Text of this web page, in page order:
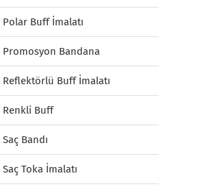
Polar Buff İmalatı
Promosyon Bandana
Reflektörlü Buff İmalatı
Renkli Buff
Saç Bandı
Saç Toka İmalatı